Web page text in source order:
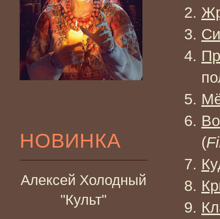
НОВИНКА
Алексей Холодный
"Культ"
(